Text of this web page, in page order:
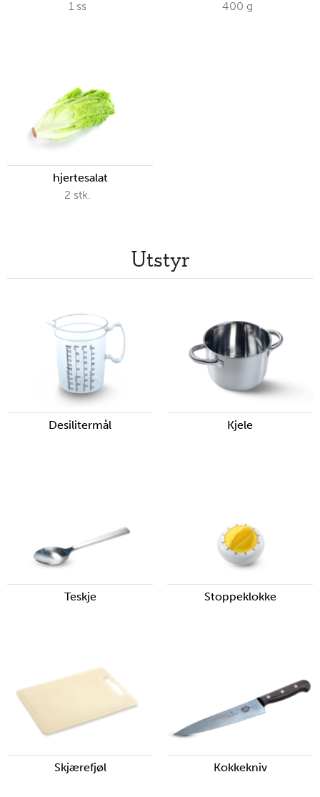
1 ss
400 g
hjertesalat
2 stk.
Utstyr
Desilitermål Kjele
Teskje Stoppeklokke
Skjærefjøl Kokkekniv